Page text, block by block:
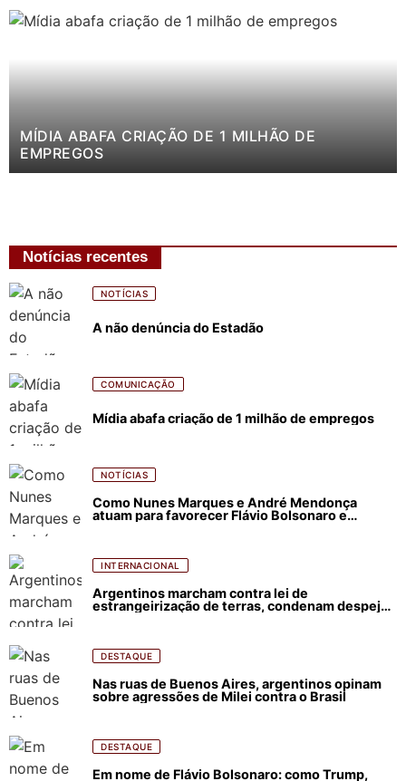
MÍDIA ABAFA CRIAÇÃO DE 1 MILHÃO DE
EMPREGOS
Notícias recentes
NOTÍCIAS
A não denúncia do Estadão
COMUNICAÇÃO
Mídia abafa criação de 1 milhão de empregos
NOTÍCIAS
Como Nunes Marques e André Mendonça
atuam para favorecer Flávio Bolsonaro e
INTERNACIONAL
Argentinos marcham contra lei de
estrangeirização de terras, condenam despejos
DESTAQUE
Nas ruas de Buenos Aires, argentinos opinam
sobre agressões de Milei contra o Brasil
DESTAQUE
Em nome de Flávio Bolsonaro: como Trump,